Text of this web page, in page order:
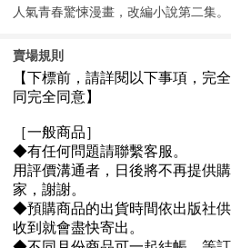
人氣青春驚悚漫畫，改編小說第二集。
賣場規則